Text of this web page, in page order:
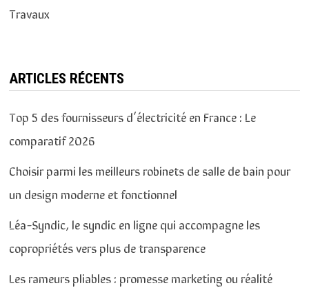
Travaux
ARTICLES RÉCENTS
Top 5 des fournisseurs d’électricité en France : Le
comparatif 2026
Choisir parmi les meilleurs robinets de salle de bain pour
un design moderne et fonctionnel
Léa-Syndic, le syndic en ligne qui accompagne les
copropriétés vers plus de transparence
Les rameurs pliables : promesse marketing ou réalité